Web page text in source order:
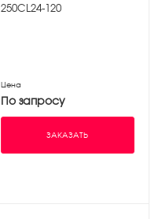
250CL24-120
Цена
По запросу
ЗАКАЗАТЬ